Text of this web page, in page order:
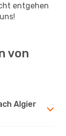
entgehen
von
Algier